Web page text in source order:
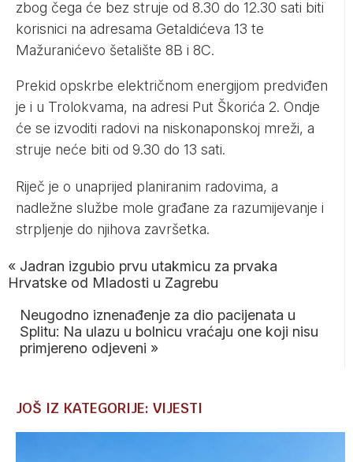
zbog čega će bez struje od 8.30 do 12.30 sati biti
korisnici na adresama Getaldićeva 13 te
Mažuranićevo šetalište 8B i 8C.
Prekid opskrbe električnom energijom predviđen
je i u Trolokvama, na adresi Put Škorića 2. Ondje
će se izvoditi radovi na niskonaponskoj mreži, a
struje neće biti od 9.30 do 13 sati.
Riječ je o unaprijed planiranim radovima, a
nadležne službe mole građane za razumijevanje i
strpljenje do njihova završetka.
« Jadran izgubio prvu utakmicu za prvaka
Hrvatske od Mladosti u Zagrebu
Neugodno iznenađenje za dio pacijenata u
Splitu: Na ulazu u bolnicu vraćaju one koji nisu
primjereno odjeveni »
JOŠ IZ KATEGORIJE: VIJESTI